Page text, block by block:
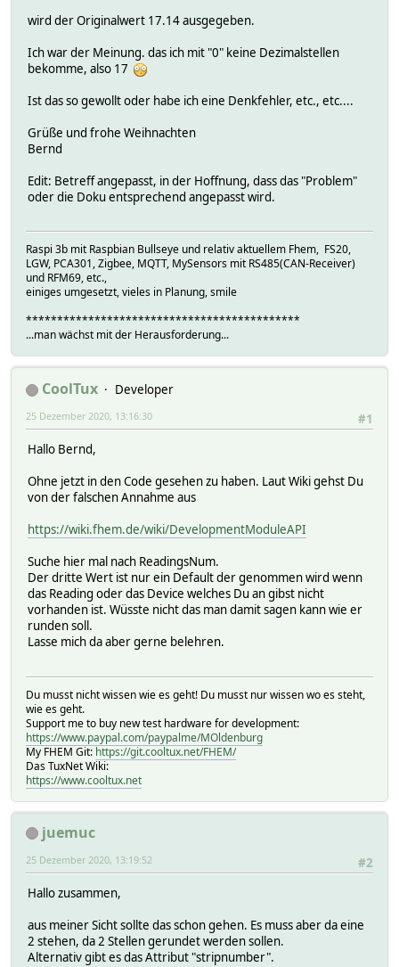
wird der Originalwert 17.14 ausgegeben.
Ich war der Meinung. das ich mit "0" keine Dezimalstellen
bekomme, also 17
Ist das so gewollt oder habe ich eine Denkfehler, etc., etc....
Grüße und frohe Weihnachten
Bernd
Edit: Betreff angepasst, in der Hoffnung, dass das "Problem"
oder die Doku entsprechend angepasst wird.
Raspi 3b mit Raspbian Bullseye und relativ aktuellem Fhem, FS20,
LGW, PCA301, Zigbee, MQTT, MySensors mit RS485(CAN-Receiver)
und RFM69, etc.,
einiges umgesetzt, vieles in Planung, smile
********************************************
...man wächst mit der Herausforderung...
CoolTux
Developer
#1
25 Dezember 2020, 13:16:30
Hallo Bernd,
Ohne jetzt in den Code gesehen zu haben. Laut Wiki gehst Du
von der falschen Annahme aus
https://wiki.fhem.de/wiki/DevelopmentModuleAPI
Suche hier mal nach ReadingsNum.
Der dritte Wert ist nur ein Default der genommen wird wenn
das Reading oder das Device welches Du an gibst nicht
vorhanden ist. Wüsste nicht das man damit sagen kann wie er
runden soll.
Lasse mich da aber gerne belehren.
Du musst nicht wissen wie es geht! Du musst nur wissen wo es steht,
wie es geht.
Support me to buy new test hardware for development:
https://www.paypal.com/paypalme/MOldenburg
My FHEM Git: https://git.cooltux.net/FHEM/
Das TuxNet Wiki:
https://www.cooltux.net
juemuc
#2
25 Dezember 2020, 13:19:52
Hallo zusammen,
aus meiner Sicht sollte das schon gehen. Es muss aber da eine
2 stehen, da 2 Stellen gerundet werden sollen.
Alternativ gibt es das Attribut "stripnumber".